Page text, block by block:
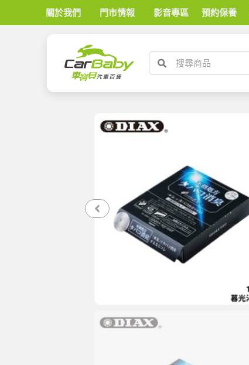
關於我們 門市情報 影音專區 預約保養